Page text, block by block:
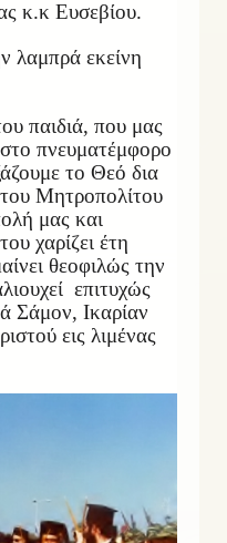
κ.κ Ευσεβίου.
λαμπρά εκείνη
παιδιά, που μας
πνευματέμφορο
το Θεό δια
του Μητροπολίτου
μας και
χαρίζει έτη
θεοφιλώς την
επιτυχώς
Σάμον, Ικαρίαν
εις λιμένας